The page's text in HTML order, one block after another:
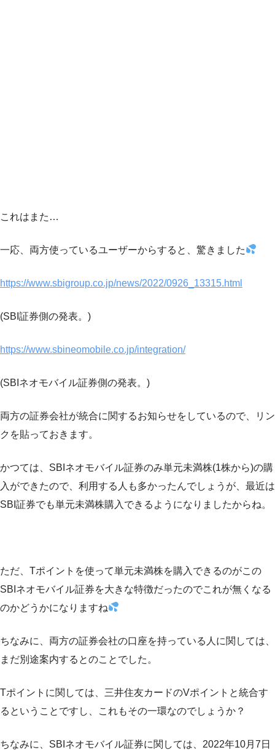
これはまた…
一応、両方使っているユーザーからすると、驚きました
https://www.sbigroup.co.jp/news/2022/0926_13315.html
(SBI証券側の発表。)
https://www.sbineomobile.co.jp/integration/
(SBIネオモバイル証券側の発表。)
両方の証券会社が統合に関するお知らせをしているので、リン
クを貼っておきます。
かつては、SBIネオモバイル証券のみ単元未満株(1株から)の購
入ができたので、利用する人も多かったんでしょうが、最近は
SBI証券でも単元未満株購入できるようになりましたからね。
ただ、Tポイントを使って単元未満株を購入できるのがこの
SBIネオモバイル証券を大きな特徴だったのでこれが無くなる
のかどうかになりますね
ちなみに、両方の証券会社の口座を持っている人に関しては、
まだ別途案内するとのことでした。
Tポイントに関しては、三井住友カードのVポイントと統合す
るということですし、これもその一環なのでしょうか？
ちなみに、SBIネオモバイル証券に関しては、2022年10月7日